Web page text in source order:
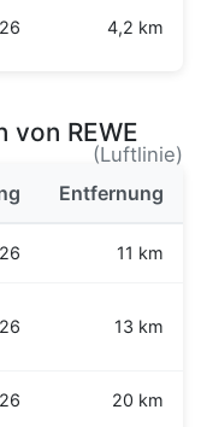
4,2 km
von REWE
(Luftlinie)
Entfernung
11 km
13 km
20 km